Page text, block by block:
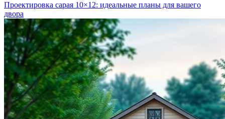
Проектировка сарая 10×12: идеальные планы для вашего
двора